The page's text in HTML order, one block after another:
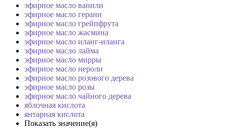
эфирное масло ванили
эфирное масло герани
эфирное масло грейпфрута
эфирное масло жасмина
эфирное масло иланг-иланга
эфирное масло лайма
эфирное масло мирры
эфирное масло нероли
эфирное масло розового дерева
эфирное масло розы
эфирное масло чайного дерева
яблочная кислота
янтарная кислота
Показать значение(я)